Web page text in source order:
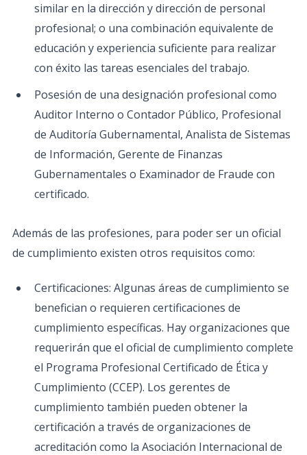
similar en la dirección y dirección de personal
profesional; o una combinación equivalente de
educación y experiencia suficiente para realizar
con éxito las tareas esenciales del trabajo.
Posesión de una designación profesional como
Auditor Interno o Contador Público, Profesional
de Auditoría Gubernamental, Analista de Sistemas
de Información, Gerente de Finanzas
Gubernamentales o Examinador de Fraude con
certificado.
Además de las profesiones, para poder ser un oficial
de cumplimiento existen otros requisitos como:
Certificaciones: Algunas áreas de cumplimiento se
benefician o requieren certificaciones de
cumplimiento específicas. Hay organizaciones que
requerirán que el oficial de cumplimiento complete
el Programa Profesional Certificado de Ética y
Cumplimiento (CCEP). Los gerentes de
cumplimiento también pueden obtener la
certificación a través de organizaciones de
acreditación como la Asociación Internacional de